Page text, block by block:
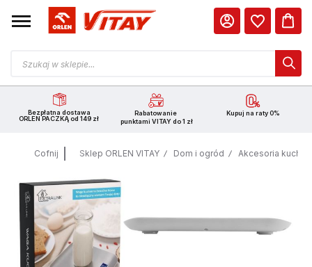
Bezpłatna dostawa
ORLEN PACZKĄ od 149 zł
Rabatowanie
punktami VITAY do 1 zł
Kupuj na raty 0%
Cofnij Sklep ORLEN VITAY Dom i ogród Akcesoria